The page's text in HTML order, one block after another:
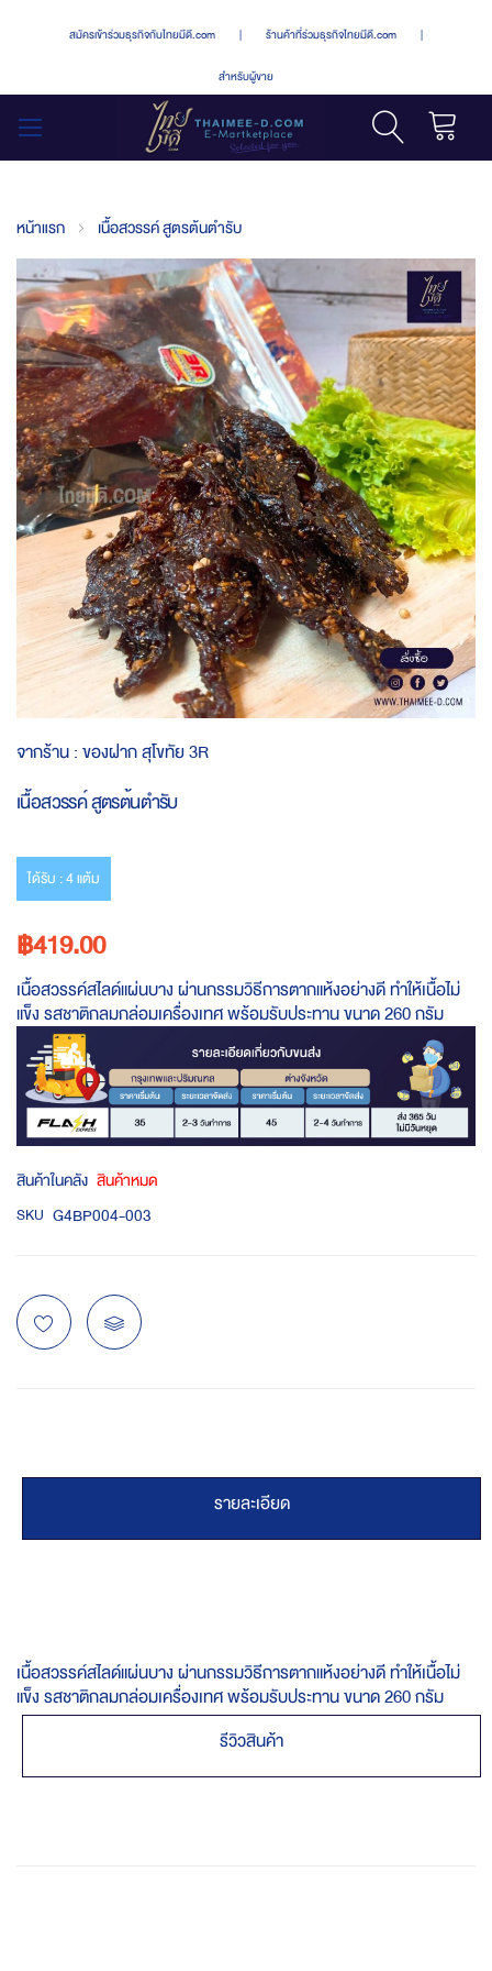
สมัครเข้าร่วมธุรกิจกับไทยมีดี.com | ร้านค้าที่ร่วมธุรกิจไทยมีดี.com |
สำหรับผู้ขาย
หน้าแรก เนื้อสวรรค์ สูตรต้นตำรับ
Skip
to
the
end
of
the
images
gallery
to
beginning
the
images
gallery
จากร้าน :ของฝาก สุโขทัย 3R
เนื้อสวรรค์ สูตรต้นตำรับ
ได้รับ : 4 แต้ม
฿419.00
เนื้อสวรรค์สไลด์แผ่นบาง ผ่านกรรมวิธีการตากแห้งอย่างดี ทำให้เนื้อไม่
แข็ง รสชาติกลมกล่อมเครื่องเทศ พร้อมรับประทาน ขนาด 260 กรัม
สินค้าในคลัง สินค้าหมด
SKU G4BP004-003
รายละเอียด
เนื้อสวรรค์สไลด์แผ่นบาง ผ่านกรรมวิธีการตากแห้งอย่างดี ทำให้เนื้อไม่
แข็ง รสชาติกลมกล่อมเครื่องเทศ พร้อมรับประทาน ขนาด 260 กรัม
รีวิวสินค้า